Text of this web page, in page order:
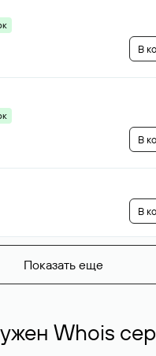
В
В
В
Показать еще
Whois